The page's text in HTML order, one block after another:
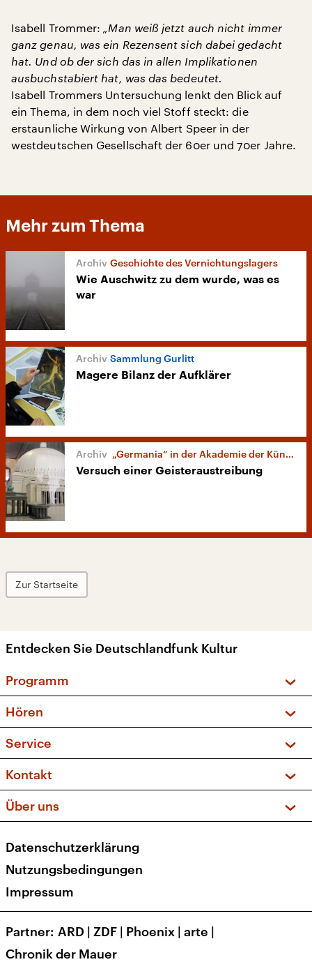
Isabell Trommer: „Man weiß jetzt auch nicht immer
ganz genau, was ein Rezensent sich dabei gedacht
hat. Und ob der sich das in allen Implikationen
ausbuchstabiert hat, was das bedeutet.
Isabell Trommers Untersuchung lenkt den Blick auf
ein Thema, in dem noch viel Stoff steckt: die
erstaunliche Wirkung von Albert Speer in der
westdeutschen Gesellschaft der 60er und 70er Jahre.
Mehr zum Thema
Geschichte des Vernichtungslagers
Wie Auschwitz zu dem wurde, was es
war
Sammlung Gurlitt
Magere Bilanz der Aufklärer
„Germania“ in der Akademie der Künste
Versuch einer Geisteraustreibung
Zur Startseite
Entdecken Sie Deutschlandfunk Kultur
Programm
Sendungen und Podcasts
Musikliste
Kakadu – Das Kinderprogramm
Hören
Frequenzen (UKW + DAB+)
Service
FAQ
Apps
Newsletter
Veranstaltungen
Kontakt
Social Media
Über uns
Presse
Karriere
Transparenz
Datenschutzerklärung
Nutzungsbedingungen
Impressum
Partner ARD | ZDF | Phoenix | arte |
Chronik der Mauer